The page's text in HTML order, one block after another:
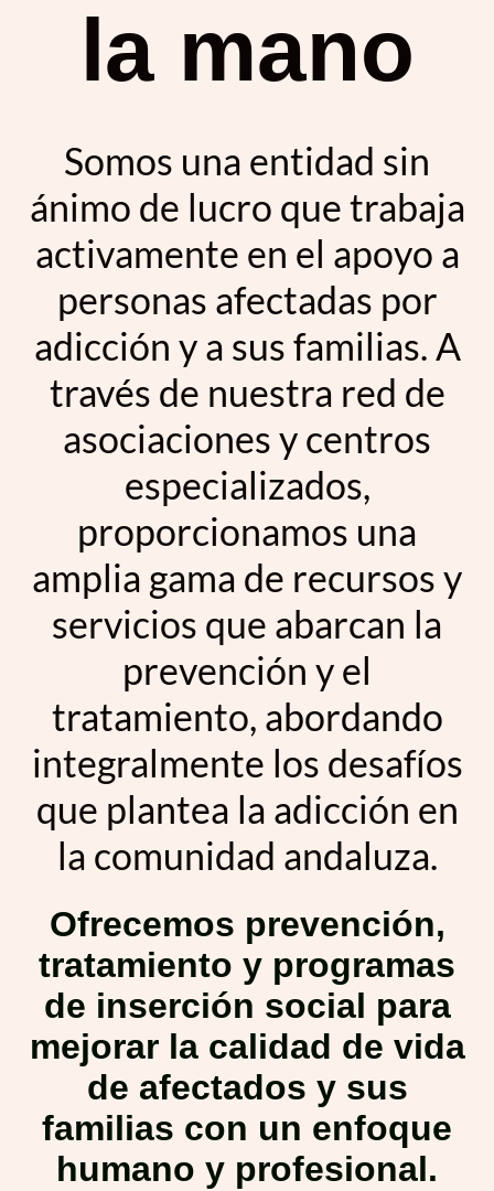
la mano
Somos una entidad sin
ánimo de lucro que trabaja
activamente en el apoyo a
personas afectadas por
adicción y a sus familias. A
través de nuestra red de
asociaciones y centros
especializados,
proporcionamos una
amplia gama de recursos y
servicios que abarcan la
prevención y el
tratamiento, abordando
integralmente los desafíos
que plantea la adicción en
la comunidad andaluza.
Ofrecemos prevención,
tratamiento y programas
de inserción social para
mejorar la calidad de vida
de afectados y sus
familias con un enfoque
humano y profesional.